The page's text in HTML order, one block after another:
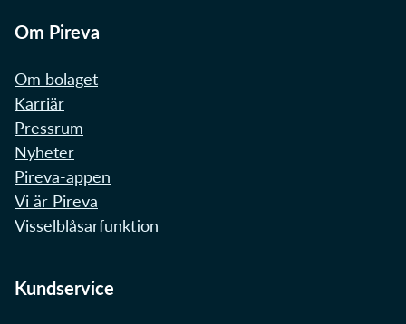
Om Pireva
Om bolaget
Karriär
Pressrum
Nyheter
Pireva-appen
Vi är Pireva
Visselblåsarfunktion
Kundservice